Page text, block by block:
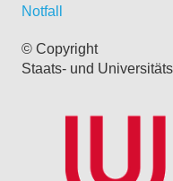
Notfall
© Copyright
Staats- und